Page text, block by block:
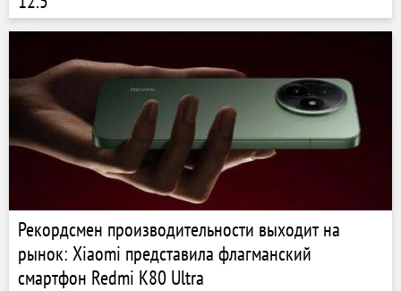
Рекордсмен производительности выходит на
рынок: Xiaomi представила флагманский
смартфон Redmi K80 Ultra